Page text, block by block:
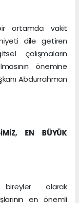
ortamda vakit
dile getiren
çalışmaların
önemine
Abdurrahman
EN BÜYÜK
olarak
en önemli